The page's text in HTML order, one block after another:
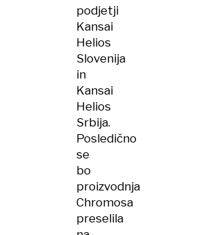
podjetji
Kansai
Helios
Slovenija
in
Kansai
Helios
Srbija.
Posledično
se
bo
proizvodnja
Chromosa
preselila